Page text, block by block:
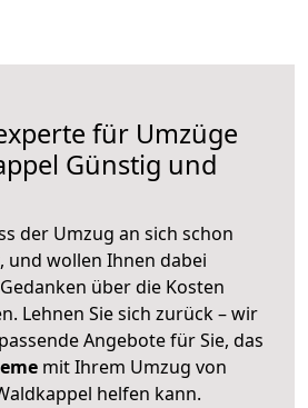
für Umzüge
Günstig und
der Umzug an sich schon
und wollen Ihnen dabei
über die Kosten
Lehnen Sie sich zurück – wir
Angebote für Sie, das
mit Ihrem Umzug von
helfen kann.